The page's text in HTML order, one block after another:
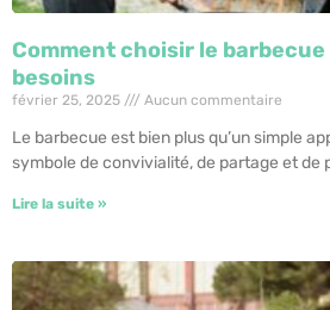
Comment choisir le
besoins
février 25, 2025 Aucun commentaire
Le barbecue est bien plus qu’un simple
symbole de convivialité, de partage et de
Lire la suite »